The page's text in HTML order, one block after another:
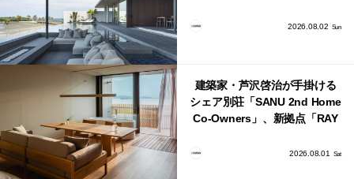
2026.08.02 Sun
建築家・芦沢啓治が手掛ける
シェア別荘「SANU 2nd Home
Co-Owners」、新拠点「RAY
2026.08.01 Sat